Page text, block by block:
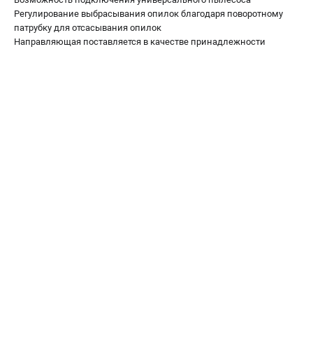
сб - с 10:00 до 16:00
ЗАКАЗ ЗАПЧАСТЕЙ
Регулирование выбрасывания опилок благодаря поворотному
патрубку для отсасывания опилок
Направляющая поставляется в качестве принадлежности